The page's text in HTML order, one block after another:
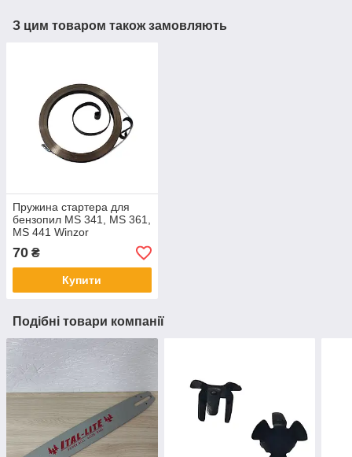
З цим товаром також замовляють
Пружина стартера для
бензопил MS 341, MS 361,
MS 441 Winzor
70 ₴
Купити
Подібні товари компанії